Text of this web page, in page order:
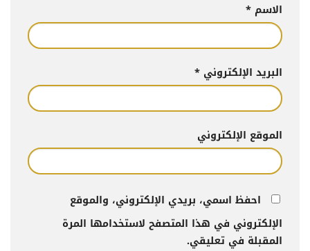
الاسم *
البريد الإلكتروني *
الموقع الإلكتروني
احفظ اسمي، بريدي الإلكتروني، والموقع
الإلكتروني في هذا المتصفح لاستخدامها المرة
المقبلة في تعليقي.